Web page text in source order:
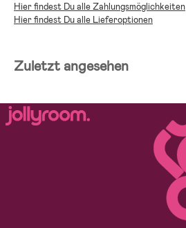
Hier findest Du alle Zahlungsmöglichkeiten
Hier findest Du alle Lieferoptionen
Zuletzt angesehen